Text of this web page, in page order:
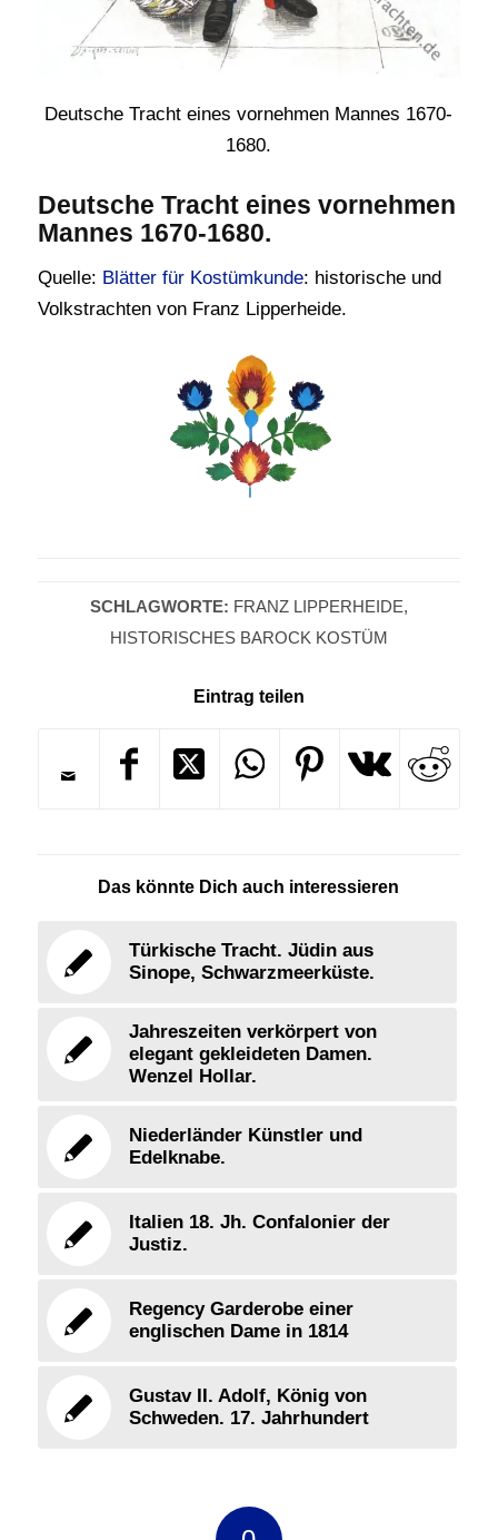
Deutsche Tracht eines vornehmen Mannes 1670-
1680.
Deutsche Tracht eines vornehmen
Mannes 1670-1680.
Quelle: Blätter für Kostümkunde: historische und
Volkstrachten von Franz Lipperheide.
SCHLAGWORTE: FRANZ LIPPERHEIDE,
HISTORISCHES BAROCK KOSTÜM
Eintrag teilen
Das könnte Dich auch interessieren
Türkische Tracht. Jüdin aus
Sinope, Schwarzmeerküste.
Jahreszeiten verkörpert von
elegant gekleideten Damen.
Wenzel Hollar.
Niederländer Künstler und
Edelknabe.
Italien 18. Jh. Confalonier der
Justiz.
Regency Garderobe einer
englischen Dame in 1814
Gustav II. Adolf, König von
Schweden. 17. Jahrhundert